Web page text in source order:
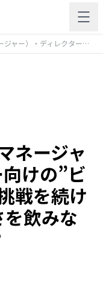
”開催！挑戦を続ける会社で働く面白さを飲みながら語りませんか？
ネージャ
けの”ビ
戦を続け
飲みな